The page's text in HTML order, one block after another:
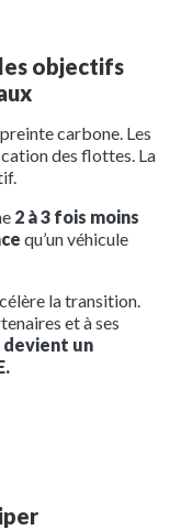
objectifs
carbone. Les
des flottes. La
2 à 3 fois moins
qu’un véhicule
la transition.
et à ses
un